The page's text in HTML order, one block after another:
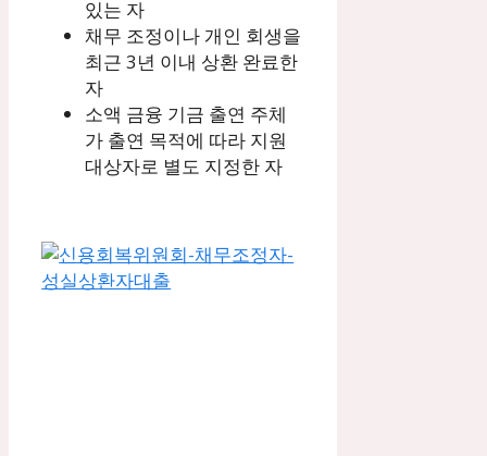
있는 자
채무 조정이나 개인 회생을
최근 3년 이내 상환 완료한
자
소액 금융 기금 출연 주체
가 출연 목적에 따라 지원
대상자로 별도 지정한 자